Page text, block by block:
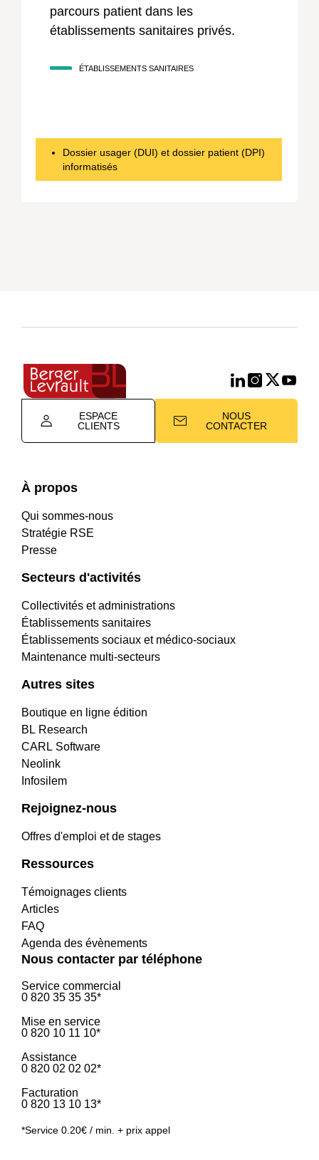
parcours patient dans les
établissements sanitaires privés.
ÉTABLISSEMENTS SANITAIRES
Dossier usager (DUI) et dossier patient (DPI)
informatisés
ESPACE
CLIENTS
NOUS
CONTACTER
À propos
Qui sommes-nous
Stratégie RSE
Presse
Secteurs d'activités
Collectivités et administrations
Établissements sanitaires
Établissements sociaux et médico-sociaux
Maintenance multi-secteurs
Autres sites
Boutique en ligne édition
BL Research
CARL Software
Neolink
Infosilem
Rejoignez-nous
Offres d'emploi et de stages
Ressources
Témoignages clients
Articles
FAQ
Agenda des évènements
Nous contacter par téléphone
Service commercial
0 820 35 35 35*
Mise en service
0 820 10 11 10*
Assistance
0 820 02 02 02*
Facturation
0 820 13 10 13*
*Service 0.20€ / min. + prix appel